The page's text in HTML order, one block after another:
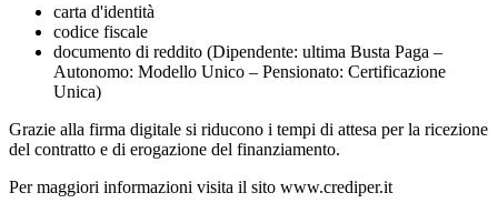
carta d'identità
codice fiscale
documento di reddito (Dipendente: ultima Busta Paga –
Autonomo: Modello Unico – Pensionato: Certificazione
Unica)
Grazie alla firma digitale si riducono i tempi di attesa per la ricezione
del contratto e di erogazione del finanziamento.
Per maggiori informazioni visita il sito www.crediper.it